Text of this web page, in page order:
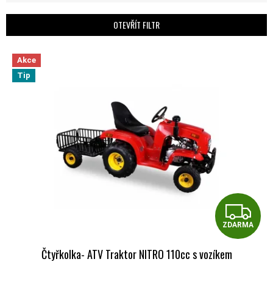
OTEVŘÍT FILTR
VÝPIS PRODUKTŮ
Akce
Tip
ZDARMA
Čtyřkolka- ATV Traktor NITRO 110cc s vozíkem